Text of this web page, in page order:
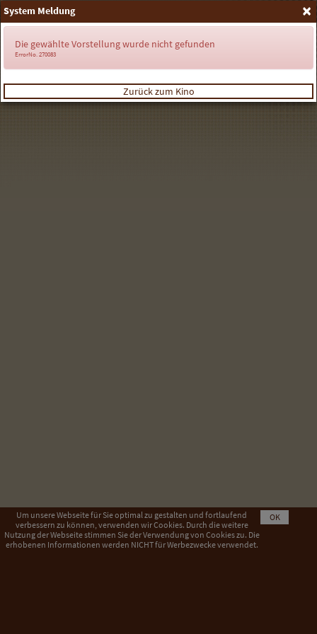
Anmelden
Um unsere Webseite für Sie optimal zu gestalten und fortlaufend
verbessern zu können, verwenden wir Cookies. Durch die weitere
Nutzung der Webseite stimmen Sie der Verwendung von Cookies zu. Die
erhobenen Informationen werden NICHT für Werbezwecke verwendet.
OK
×
System Meldung
Die gewählte Vorstellung wurde nicht gefunden
ErrorNo. 270083
Zurück zum Kino